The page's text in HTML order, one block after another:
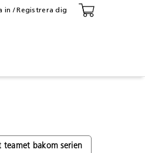
in / Registrera dig
teamet bakom serien